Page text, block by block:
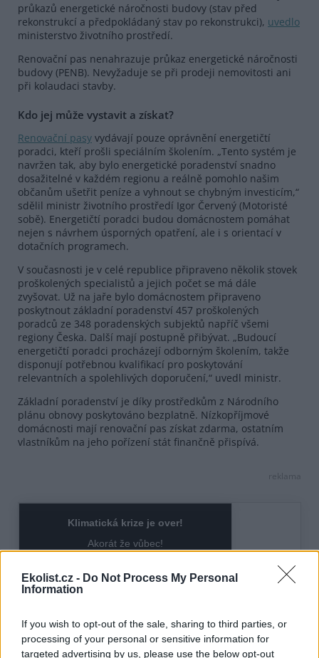
Ekolist.cz - Do Not Process My Personal
Information
If you wish to opt-out of the sale, sharing to third parties, or
processing of your personal or sensitive information for
targeted advertising by us, please use the below opt-out
průkazů energetické náročnosti budovy (stav před
rekonstrukcí a předpokládaný stav po rekonstrukci), uvedlo
ministerstvo životního prostředí.
Renovační pas nenahrazuje průkaz energetické náročnosti
budovy (PENB). Nevyžaduje se při prodeji nemovitosti ani
při kolaudaci stavby.
Kdo jej může vystavit a získat?
Renovační pasy vydávají pouze oprávnění energetičtí
poradci, kteří prošli speciálním školením. „Tento systém je
navržen tak, aby bylo energetické poradenství snadno
dosažitelné v každém regionu a reálně pomohlo našim
občanům ušetřit peníze a vyhnout se chybným investicím,“
sdělil ministr životního prostředí Igor Červený (Motoristé
sobě). Energetičtí poradci budou domácnostem pomáhat
nejen s návrhem úsporných opatření, ale i s orientací v
dotačních programech.
V současnosti je v celé republice připraveno několik stovek
proškolených specialistů a jejich počet se má dále
zvyšovat. Už na jaře bylo domácnostem připraveno
poskytnout základní poradenství 457 proškolených
poradců ze 348 poradenských subjektů napříč všemi
regiony Česka. Další mají postupně přibývat. „Budoucí
energetičtí poradci procházejí odborným školením, takže
disponují potřebnou kvalifikací pro poskytování
relevantních a spolehlivých doporučení,“ uvedl ministr.
Základní poradenství je díky prostředkům z Národního
plánu obnovy poskytováno bezplatně. Nízkopříjmové
domácnosti mají renovační pas získat zdarma, ostatním
vlastníkům na jeho pořízení stát finančně přispívá.
reklama